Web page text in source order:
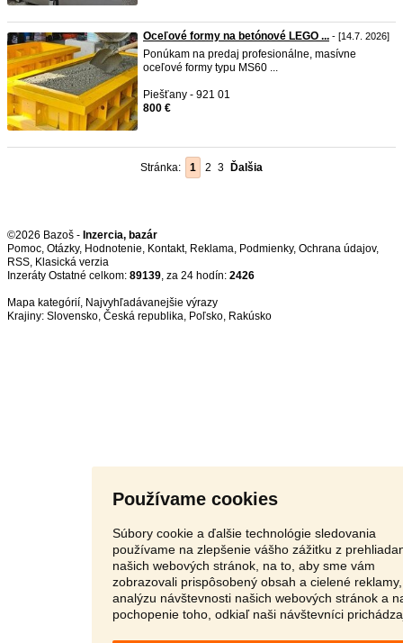
Používame cookies
Súbory cookie a ďalšie technológie sledovania
používame na zlepšenie vášho zážitku z
našich webových stránok, na to, aby sme vám
zobrazovali prispôsobený obsah a cielené
analýzu návštevnosti našich webových stránok a
pochopenie toho, odkiaľ naši návštevníci
Oceľové formy na betónové LEGO ... - [14.7. 2026]
Ponúkam na predaj profesionálne, masívne
oceľové formy typu MS60 ...
Piešťany - 921 01
800 €
Stránka: 1 2 3 Ďalšia
©2026 Bazoš - Inzercia, bazár
Pomoc, Otázky, Hodnotenie, Kontakt, Reklama, Podmienky, Ochrana údajov,
RSS,
Inzeráty Ostatné celkom: 89139, za 24 hodín: 2426
Mapa kategórií, Najvyhľadávanejšie výrazy
Krajiny: Slovensko, Česká republika, Poľsko, Rakúsko